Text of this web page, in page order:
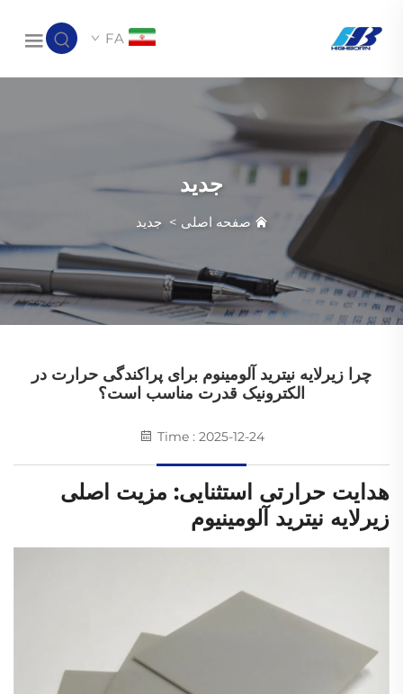
FA
جدید
صفحه اصلی > جدید
چرا زیرلایه نیترید آلومینوم برای پراکندگی حرارت در
الکترونیک قدرت مناسب است؟
Time : 2025-12-24
هدایت حرارتی استثنایی: مزیت اصلی
زیرلایه نیترید آلومینیوم